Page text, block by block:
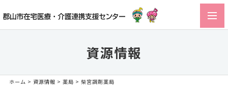
資源情報
ホーム > 資源情報 > 薬局 > 柴宮調剤薬局